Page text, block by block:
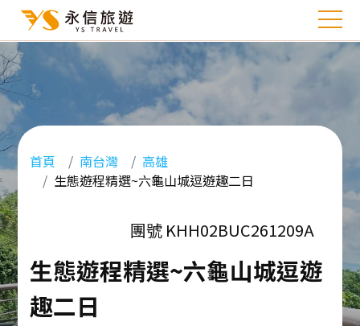
首頁 南台灣
高雄
生態遊程精選~六龜山城逗遊趣二日
團號 KHH02BUC261209A
生態遊程精選~六龜山城逗遊
趣二日